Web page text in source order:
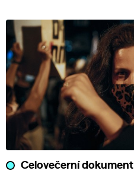
Celovečerní dokument